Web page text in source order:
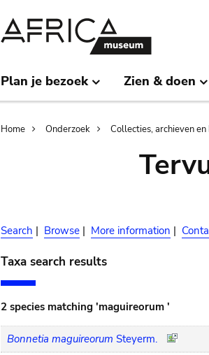
Plan je bezoek Zien & doen
Breadcrumb
Home Onderzoek Collecties, archieven
Search | Browse | More information |
Taxa search results
2 species matching 'maguireorum '
Bonnetia maguireorum Steyerm.